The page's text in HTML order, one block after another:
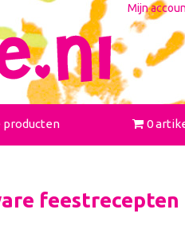
Mijn
producten 0
feestrecepten